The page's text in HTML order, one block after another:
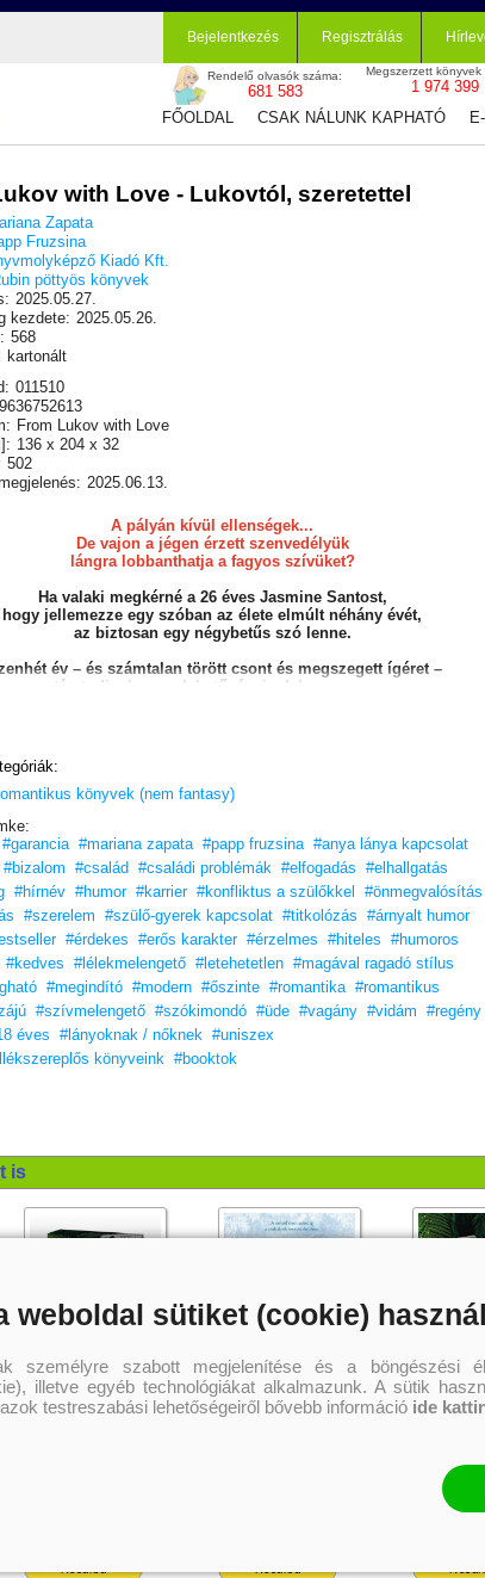
Bejelentkezés Regisztrálás
Rendelő olvasók száma:
681 583
Megszerzett könyvek
1 974 399
FŐOLDAL CSAK NÁLUNK KAPHATÓ
with Love - Lukovtól, szeretettel
Zapata
Fruzsina
Kiadó Kft.
pöttyös könyvek
2025.05.27.
kezdete: 2025.05.26.
568
kartonált
011510
From Lukov with Love
136 x 204 x 32
502
2025.06.13.
A pályán kívül ellenségek...
De vajon a jégen érzett szenvedélyük
lángra lobbanthatja a fagyos szívüket?
Ha valaki megkérné a 26 éves Jasmine Santost,
hogy jellemezze egy szóban az élete elmúlt néhány évét,
az biztosan egy négybetűs szó lenne.
év – és számtalan törött csont és megszegett ígéret –
után tudja, hogy a lehetőségeinek hamarosan
akit legszebb álmaiban egy mozgó busz elé lökne,
„Nagyon ajánlom a lassú izzású, ellenségekből szerelmesek
történetek rajongóinak, akik szívesen olvasnak összetett
kapcsolatokról és műkorcsolyáról.”– Lindsey Reads blog
„Ez a szerelem könyve.”– Celine Ling könyves blogja
Add át magad a sodrásának!
TikTok-szenzáció! #BookTok, #OlvassEgyJót
és alig tudtam letenni. Nekem ez az eddigi kedvencem
az írónőtől, és mindenkinek őszintén ajánlom!”
felső korhatár nélkül!
könyvek (nem fantasy)
#garancia #mariana zapata #papp fruzsina #anya lánya kapcsolat
#bizalom #család #családi problémák #elfogadás #elhallgatás
#hírnév #humor #karrier #konfliktus a szülőkkel
#önmegvalósítás
#szerelem #szülő-gyerek kapcsolat #titkolózás #árnyalt humor
#érdekes #erős karakter #érzelmes #hiteles #humoros
#kedves #lélekmelengető #letehetetlen #magával ragadó stílus
#megindító #modern #őszinte #romantika #romantikus
#szívmelengető #szókimondó #üde #vagány #vidám #regény
éves #lányoknak / nőknek #uniszex
könyveink #booktok
is
Kosárba Kosárba
RuNyx
weboldal sütiket (cookie) használ
személyre szabott megjelenítése és a böngészési
illetve egyéb technológiákat alkalmazunk. A sütik
testreszabási lehetőségeiről bővebb információ ide